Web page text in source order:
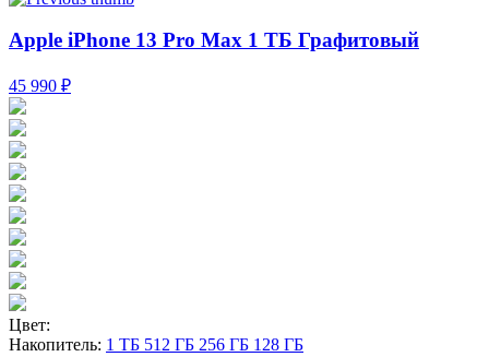
Apple iPhone 13 Pro Max 1 ТБ Графитовый
45 990 ₽
Цвет:
Накопитель: 1 ТБ 512 ГБ 256 ГБ 128 ГБ